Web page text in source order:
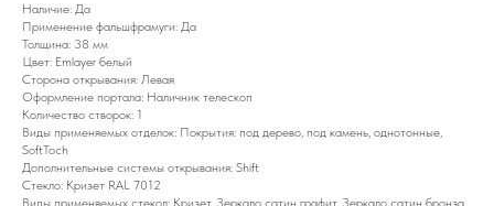
Наличие: Да
Применение фальшфрамуги: Да
Толщина: 38 мм
Цвет: Emlayer белый
Сторона открывания: Левая
Оформление портала: Наличник телескоп
Количество створок: 1
Виды применяемых отделок: Покрытия: под дерево, под камень, однотонные,
SoftToch
Дополнительные системы открывания: Shift
Стекло: Кризет RAL 7012